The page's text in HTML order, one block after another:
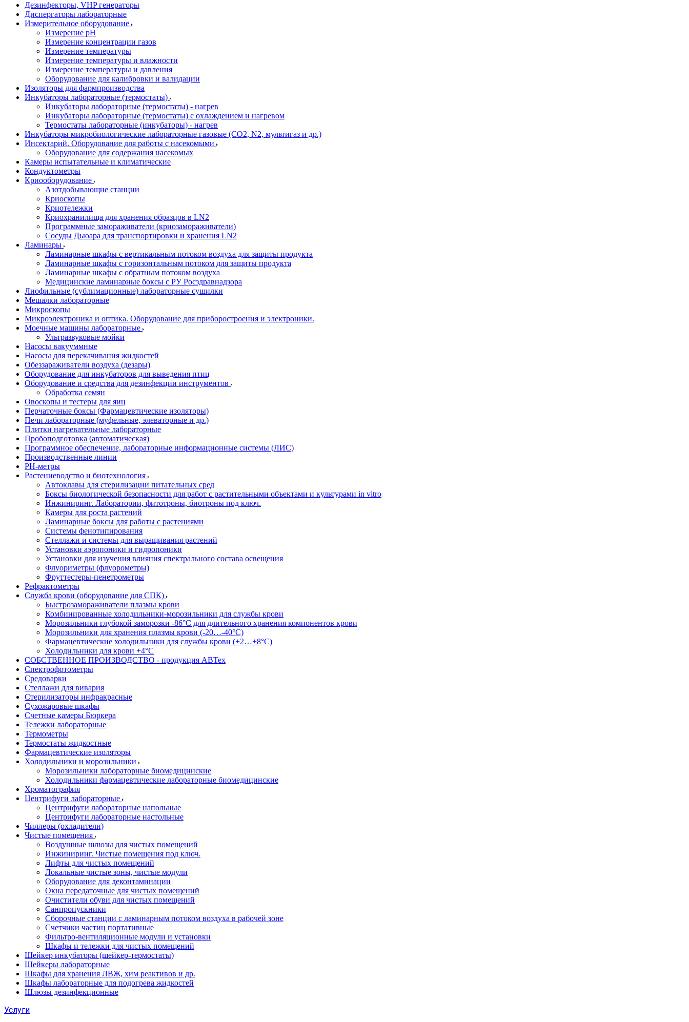
Дезинфекторы, VHP генераторы
Диспергаторы лабораторные
Измерительное оборудование
Измерение pH
Измерение концентрации газов
Измерение температуры
Измерение температуры и влажности
Измерение температуры и давления
Оборудование для калибровки и валидации
Изоляторы для фармпроизводства
Инкубаторы лабораторные (термостаты)
Инкубаторы лабораторные (термостаты) - нагрев
Инкубаторы лабораторные (термостаты) с охлаждением и нагревом
Термостаты лабораторные (инкубаторы) - нагрев
Инкубаторы микробиологические лабораторные газовые (CO2, N2, мультигаз и др.)
Инсектарий. Оборудование для работы с насекомыми
Оборудование для содержания насекомых
Камеры испытательные и климатические
Кондуктометры
Криооборудование
Азотдобывающие станции
Криоскопы
Криотележки
Криохранилища для хранения образцов в LN2
Программные замораживатели (криозамораживатели)
Сосуды Дьюара для транспортировки и хранения LN2
Ламинары
Ламинарные шкафы с вертикальным потоком воздуха для защиты продукта
Ламинарные шкафы с горизонтальным потоком для защиты продукта
Ламинарные шкафы с обратным потоком воздуха
Медицинские ламинарные боксы с РУ Росздравнадзора
Лиофильные (сублимационные) лабораторные сушилки
Мешалки лабораторные
Микроскопы
Микроэлектроника и оптика. Оборудование для приборостроения и электроники.
Моечные машины лабораторные
Ультразвуковые мойки
Насосы вакууммные
Насосы для перекачивания жидкостей
Обеззараживатели воздуха (дезары)
Оборудование для инкубаторов для выведения птиц
Оборудование и средства для дезинфекции инструментов
Обработка семян
Овоскопы и тестеры для яиц
Перчаточные боксы (Фармацевтические изоляторы)
Печи лабораторные (муфельные, элеваторные и др.)
Плитки нагревательные лабораторные
Пробоподготовка (автоматическая)
Программное обеспечение, лабораторные информационные системы (ЛИС)
Производственные линии
РH-метры
Растениеводство и биотехнология
Автоклавы для стерилизации питательных сред
Боксы биологической безопасности для работ с растительными объектами и культурами in vitro
Инжиниринг. Лаборатории, фитотроны, биотроны под ключ.
Камеры для роста растений
Ламинарные боксы для работы с растениями
Системы фенотипирования
Стеллажи и системы для выращивания растений
Установки аэропоники и гидропоники
Установки для изучения влияния спектрального состава освещения
Флуориметры (флуорометры)
Фруттестеры-пенетрометры
Рефрактометры
Служба крови (оборудование для СПК)
Быстрозамораживатели плазмы крови
Комбинированные холодильники-морозильники для службы крови
Морозильники глубокой заморозки -86°С для длительного хранения компонентов крови
Морозильники для хранения плазмы крови (-20…-40°С)
Фармацевтические холодильники для службы крови (+2…+8°С)
Холодильники для крови +4°С
СОБСТВЕННОЕ ПРОИЗВОДСТВО - продукция АВТех
Спектрофотометры
Средоварки
Стеллажи для вивария
Стерилизаторы инфракрасные
Сухожаровые шкафы
Счетные камеры Бюркера
Тележки лабораторные
Термометры
Термостаты жидкостные
Фармацевтические изоляторы
Холодильники и морозильники
Морозильники лабораторные биомедицинские
Холодильники фармацевтические лабораторные биомедицинские
Хроматография
Центрифуги лабораторные
Центрифуги лабораторные напольные
Центрифуги лабораторные настольные
Чиллеры (охладители)
Чистые помещения
Воздушные шлюзы для чистых помещений
Инжиниринг. Чистые помещения под ключ.
Лифты для чистых помещений
Локальные чистые зоны, чистые модули
Оборудование для деконтаминации
Окна передаточные для чистых помещений
Очистители обуви для чистых помещений
Санпропускники
Сборочные станции с ламинарным потоком воздуха в рабочей зоне
Счетчики частиц портативные
Фильтро-вентиляционные модули и установки
Шкафы и тележки для чистых помещений
Шейкер инкубаторы (шейкер-термостаты)
Шейкеры лабораторные
Шкафы для хранения ЛВЖ, хим реактивов и др.
Шкафы лабораторные для подогрева жидкостей
Шлюзы дезинфекционные
Услуги